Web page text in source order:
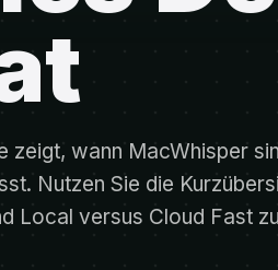
zeigt, wann MacWhisper
Nutzen Sie die
Local versus Cloud Fast